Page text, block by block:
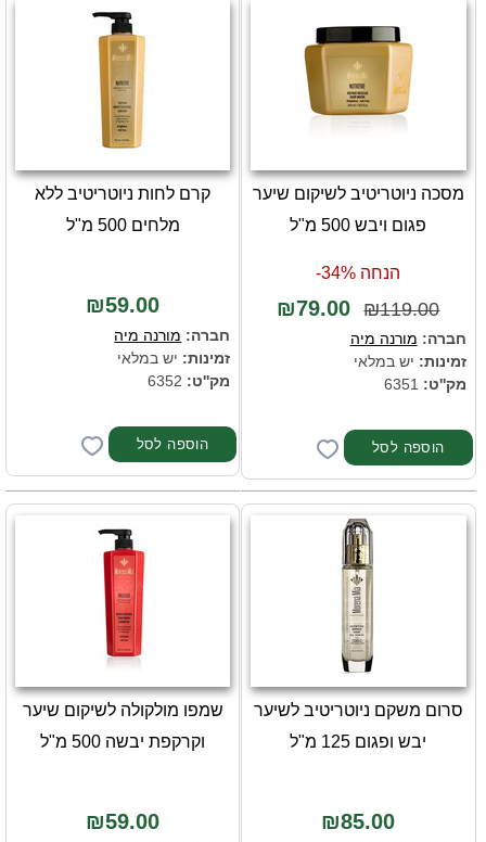
מסכה ניוטריטיב לשיקום שיער
פגום ויבש 500 מ"ל
הנחה 34%-
₪119.00
₪79.00
חברה: מורנה מיה
זמינות: יש במלאי
מק''ט:
קרם לחות ניוטריטיב ללא
מלחים 500 מ"ל
₪59.00
חברה: מורנה מיה
זמינות: יש במלאי
מק''ט:
סרום משקם ניוטריטיב לשיער
יבש ופגום 125 מ"ל
₪85.00
שמפו מולקולה לשיקום שיער
וקרקפת יבשה 500 מ"ל
₪59.00